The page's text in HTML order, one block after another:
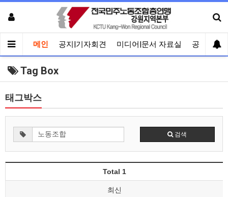
메인 공지|기자회견 미디어|문서 자료실 공유게시
Tag Box
태그박스
검색
Total 1
최신